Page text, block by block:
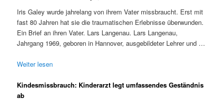
Iris Galey wurde jahrelang von ihrem Vater missbraucht. Erst mit
fast 80 Jahren hat sie die traumatischen Erlebnisse überwunden.
Ein Brief an ihren Vater. Lars Langenau. Lars Langenau,
Jahrgang 1969, geboren in Hannover, ausgebildeter Lehrer und …
Weiter lesen
Kindesmissbrauch: Kinderarzt legt umfassendes Geständnis
ab